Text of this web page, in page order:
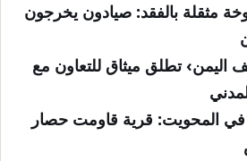
مثقلة بالفقد: صيادون يخرجون
اليمن› تطلق ميثاق للتعاون مع
في المحويت: قرية قاومت حصار